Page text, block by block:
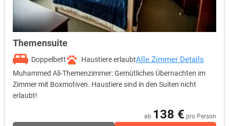
Themensuite
Doppelbett Haustiere erlaubtAlle Zimmer Details
Muhammed Ali-Themenzimmer: Gemütliches Übernachten im
Zimmer mit Boxmotiven. Haustiere sind in den Suiten nicht
erlaubt!
ab 138 € pro Person